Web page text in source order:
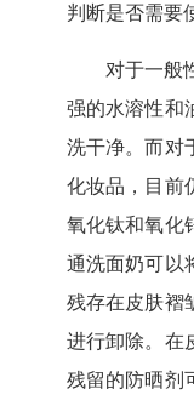
判断是否需要
对于一般
强的水溶性和
洗干净。而对
化妆品，目前
氧化钛和氧化
通洗面奶可以
残存在皮肤褶
进行卸除。在
残留的防晒剂